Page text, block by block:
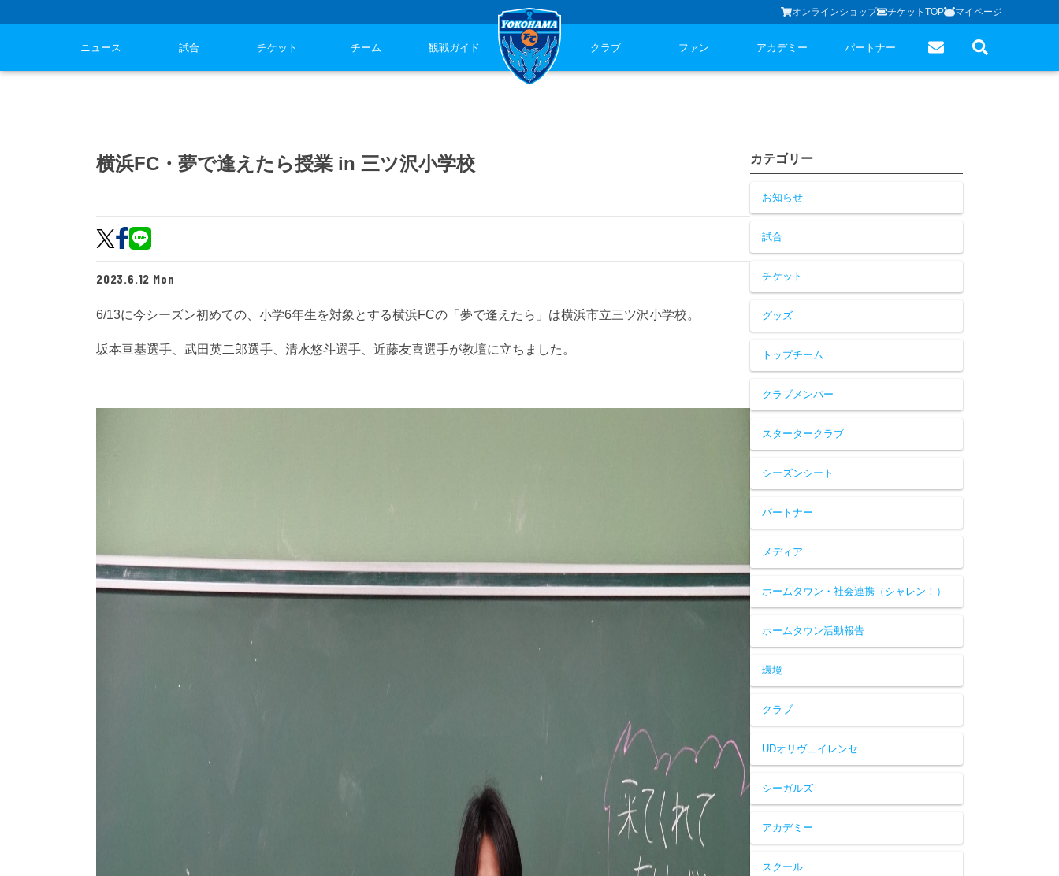
オンラインショップ チケットTOP マイページ
ニュース 試合 チケット チーム 観戦ガイド クラブ ファン アカデミー パートナー
横浜FC・夢で逢えたら授業 in 三ツ沢小学校
2023.6.12 Mon
6/13に今シーズン初めての、小学6年生を対象とする横浜FCの「夢で逢えたら」は横浜市立三ツ沢小学校。
坂本亘基選手、武田英二郎選手、清水悠斗選手、近藤友喜選手が教壇に立ちました。
カテゴリー
お知らせ
試合
チケット
グッズ
トップチーム
クラブメンバー
スタータークラブ
シーズンシート
パートナー
メディア
ホームタウン・社会連携（シャレン！）
ホームタウン活動報告
環境
クラブ
UDオリヴェイレンセ
シーガルズ
アカデミー
スクール